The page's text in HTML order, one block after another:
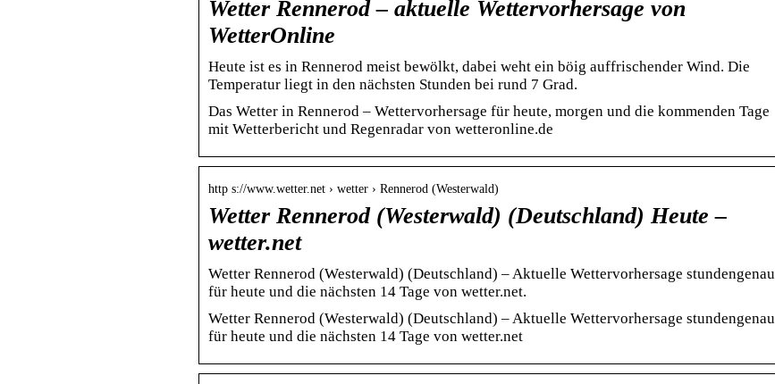
Wetter Rennerod – aktuelle Wettervorhersage von
WetterOnline
Heute ist es in Rennerod meist bewölkt, dabei weht ein böig auffrischender Wind. Die
Temperatur liegt in den nächsten Stunden bei rund 7 Grad.
Das Wetter in Rennerod – Wettervorhersage für heute, morgen und die kommenden Tage
mit Wetterbericht und Regenradar von wetteronline.de
http s://www.wetter.net › wetter › Rennerod (Westerwald)
Wetter Rennerod (Westerwald) (Deutschland) Heute –
wetter.net
Wetter Rennerod (Westerwald) (Deutschland) – Aktuelle Wettervorhersage stundengenau
für heute und die nächsten 14 Tage von wetter.net.
Wetter Rennerod (Westerwald) (Deutschland) – Aktuelle Wettervorhersage stundengenau
für heute und die nächsten 14 Tage von wetter.net